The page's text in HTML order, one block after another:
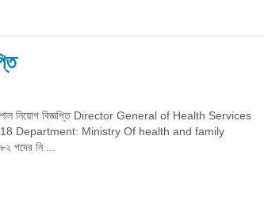
নিয়োগ বিজ্ঞপ্তি Director General of Health Services
Department: Ministry Of health and family
পদের নি ...